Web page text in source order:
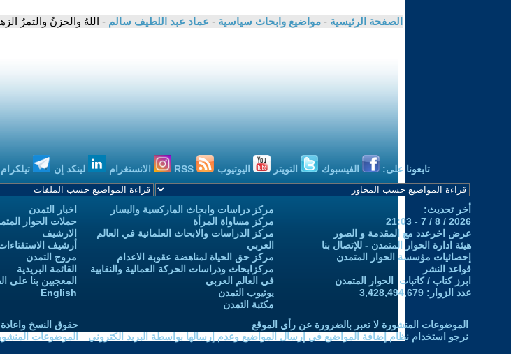
الصفحة الرئيسية - مواضيع وابحاث سياسية - عماد عبد اللطيف سالم - اللهُ والحزنُ والتمرُ
تابعونا على: الفيسبوك التويتر اليوتيوب الانستغرام لينكد إن تيلكرام
أخر تحديث:
2026 / 8 / 7 - 21:03
عرض اخرعدد مع المقدمة و الصور
هيئة ادارة الحوار المتمدن - للإتصال بنا
إحصائيات مؤسسة الحوار المتمدن
قواعد النشر
ابرز كتاب / كاتبات الحوار المتمدن
عدد الزوار: 3,428,494,679
مركز دراسات وابحاث الماركسية واليسار
مركز مساواة المرأة
مركز الدراسات والابحاث العلمانية في العالم
العربي
مركز حق الحياة لمناهضة عقوبة الاعدام
مركزابحاث ودراسات الحركة العمالية والنقابية
في العالم العربي
يوتيوب التمدن
مكتبة التمدن
اخبار التمدن
حملات الحوار
الارشيف
أرشيف
مروج التمدن
القائمة البريدية
المعجبين بنا على
English
الموضوعات المنشورة لا تعبر بالضرورة عن رأي الموقع
نرجو استخدام نظام إضافة المواضيع في إرسال المواضيع وعدم إرسالها بواسطة البريد الكتروني
حقوق النسخ
الموضوعات